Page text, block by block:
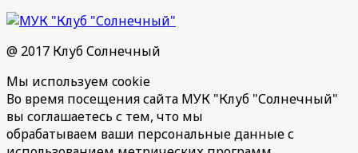
@ 2017 Клуб Солнечный
Мы используем cookie
Во время посещения сайта МУК "Клуб "Солнечный"
вы соглашаетесь с тем, что мы
обрабатываем ваши персональные данные с